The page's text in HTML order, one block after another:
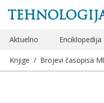
Aktuelno Enciklopedija
Knjige / Brojevi časopisa